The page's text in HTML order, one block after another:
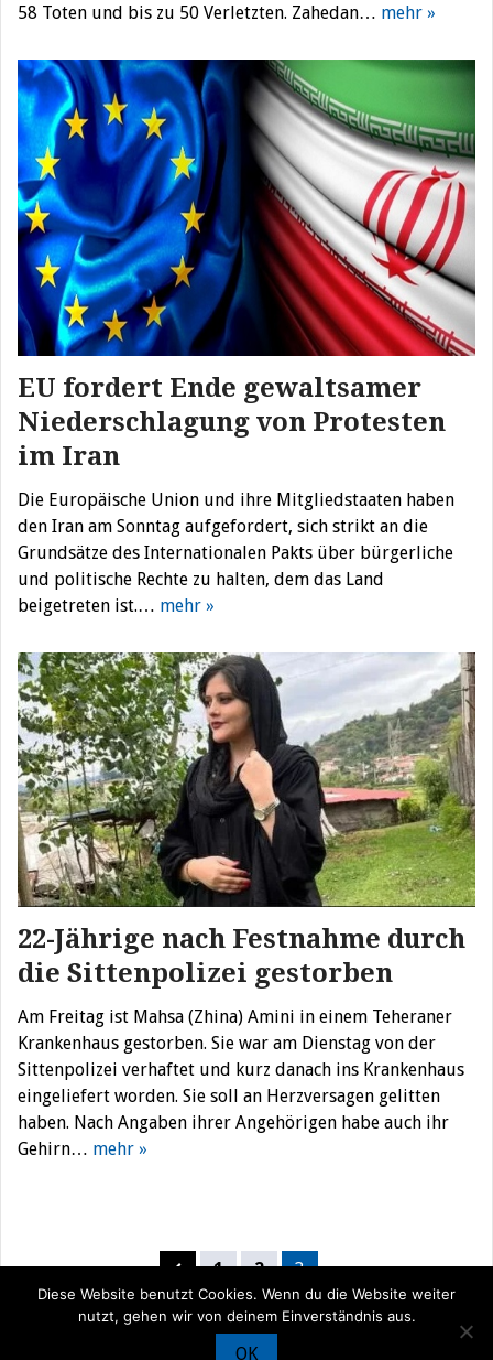
58 Toten und bis zu 50 Verletzten. Zahedan… mehr »
EU fordert Ende gewaltsamer
Niederschlagung von Protesten
im Iran
Die Europäische Union und ihre Mitgliedstaaten haben
den Iran am Sonntag aufgefordert, sich strikt an die
Grundsätze des Internationalen Pakts über bürgerliche
und politische Rechte zu halten, dem das Land
beigetreten ist.… mehr »
22-Jährige nach Festnahme durch
die Sittenpolizei gestorben
Am Freitag ist Mahsa (Zhina) Amini in einem Teheraner
Krankenhaus gestorben. Sie war am Dienstag von der
Sittenpolizei verhaftet und kurz danach ins Krankenhaus
eingeliefert worden. Sie soll an Herzversagen gelitten
haben. Nach Angaben ihrer Angehörigen habe auch ihr
Gehirn… mehr »
Seitennummerierung
der
Beiträge
1 2 3
Förderung|
Diese Website benutzt Cookies. Wenn du die Website weiter
nutzt, gehen wir von deinem Einverständnis aus.
OK